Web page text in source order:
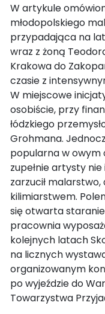
W artykule
młodopolskiego
przypadająca na
wraz z żoną
Krakowa do
czasie z
W miejscowe
osobiście, przy
łódzkiego
Grohmana.
popularna w owym
zupełnie artysty
zarzucił
kilimiarstwem.
się otwarta
pracownia
kolejnych latach
na licznych
organizowanym
po wyjeździe do
Towarzystwa